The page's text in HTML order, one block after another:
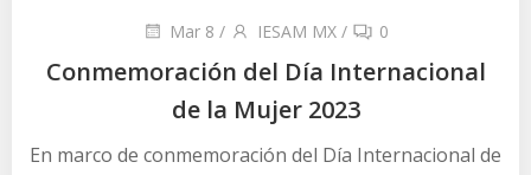
Mar 8 / IESAM MX / 0
Conmemoración del Día Internacional
de la Mujer 2023
En marco de conmemoración del Día Internacional de